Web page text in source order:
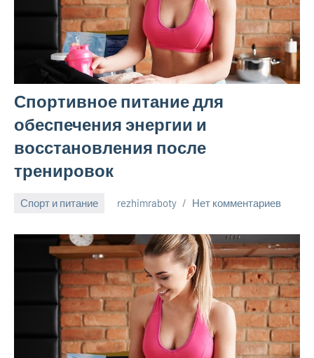
Спортивное питание для
обеспечения энергии и
восстановления после
тренировок
Спорт и питание rezhimraboty Нет комментариев